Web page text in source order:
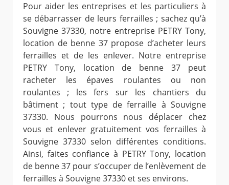
Pour aider les entreprises et les particuliers à
se débarrasser de leurs ferrailles ; sachez qu’à
Souvigne 37330, notre entreprise PETRY Tony,
location de benne 37 propose d’acheter leurs
ferrailles et de les enlever. Notre entreprise
PETRY Tony, location de benne 37 peut
racheter les épaves roulantes ou non
roulantes ; les fers sur les chantiers du
bâtiment ; tout type de ferraille à Souvigne
37330. Nous pourrons nous déplacer chez
vous et enlever gratuitement vos ferrailles à
Souvigne 37330 selon différentes conditions.
Ainsi, faites confiance à PETRY Tony, location
de benne 37 pour s’occuper de l’enlèvement de
ferrailles à Souvigne 37330 et ses environs.